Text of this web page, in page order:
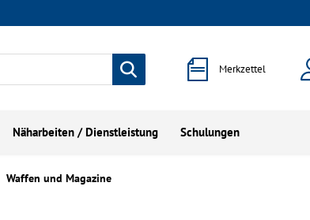
Merkzettel
Näharbeiten / Dienstleistung Schulungen
Waffen und Magazine